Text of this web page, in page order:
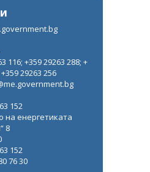
116; +359 29263 288; +
29263 256
152
на енергетиката
8
152
76 30